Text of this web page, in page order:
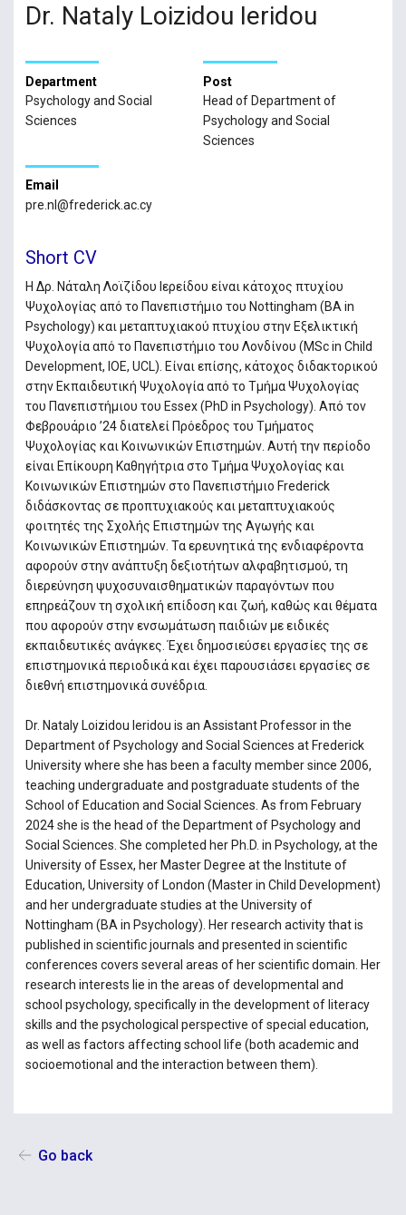
Dr. Nataly Loizidou Ieridou
Department
Psychology and Social
Sciences
Post
Head of Department of
Psychology and Social
Sciences
Email
pre.nl@frederick.ac.cy
Short CV
Η Δρ. Νάταλη Λοϊζίδου Ιερείδου είναι κάτοχος πτυχίου
Ψυχολογίας από το Πανεπιστήμιο του Nottingham (BA in
Psychology) και μεταπτυχιακού πτυχίου στην Εξελικτική
Ψυχολογία από το Πανεπιστήμιο του Λονδίνου (MSc in Child
Development, IOE, UCL). Είναι επίσης, κάτοχος διδακτορικού
στην Εκπαιδευτική Ψυχολογία από το Τμήμα Ψυχολογίας
του Πανεπιστήμιου του Essex (PhD in Psychology). Από τον
Φεβρουάριο ’24 διατελεί Πρόεδρος του Τμήματος
Ψυχολογίας και Κοινωνικών Επιστημών. Αυτή την περίοδο
είναι Επίκουρη Καθηγήτρια στο Τμήμα Ψυχολογίας και
Κοινωνικών Επιστημών στο Πανεπιστήμιο Frederick
διδάσκοντας σε προπτυχιακούς και μεταπτυχιακούς
φοιτητές της Σχολής Επιστημών της Αγωγής και
Κοινωνικών Επιστημών. Τα ερευνητικά της ενδιαφέροντα
αφορούν στην ανάπτυξη δεξιοτήτων αλφαβητισμού, τη
διερεύνηση ψυχοσυναισθηματικών παραγόντων που
επηρεάζουν τη σχολική επίδοση και ζωή, καθώς και θέματα
που αφορούν στην ενσωμάτωση παιδιών με ειδικές
εκπαιδευτικές ανάγκες. Έχει δημοσιεύσει εργασίες της σε
επιστημονικά περιοδικά και έχει παρουσιάσει εργασίες σε
διεθνή επιστημονικά συνέδρια.
Dr. Nataly Loizidou Ieridou is an Assistant Professor in the
Department of Psychology and Social Sciences at Frederick
University where she has been a faculty member since 2006,
teaching undergraduate and postgraduate students of the
School of Education and Social Sciences. As from February
2024 she is the head of the Department of Psychology and
Social Sciences. She completed her Ph.D. in Psychology, at the
University of Essex, her Master Degree at the Institute of
Education, University of London (Master in Child Development)
and her undergraduate studies at the University of
Nottingham (BA in Psychology). Her research activity that is
published in scientific journals and presented in scientific
conferences covers several areas of her scientific domain. Her
research interests lie in the areas of developmental and
school psychology, specifically in the development of literacy
skills and the psychological perspective of special education,
as well as factors affecting school life (both academic and
socioemotional and the interaction between them).
Go back